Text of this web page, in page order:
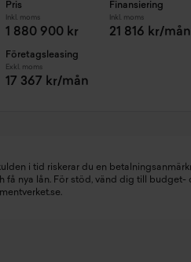
Pris
Inkl. moms
1 880 900 kr
Finansiering
Inkl. moms
21 816 kr/mån
Företagsleasing
Exkl. moms
17 367 kr/mån
i tid riskerar du en
få nya lån. För stöd, vänd dig till
.